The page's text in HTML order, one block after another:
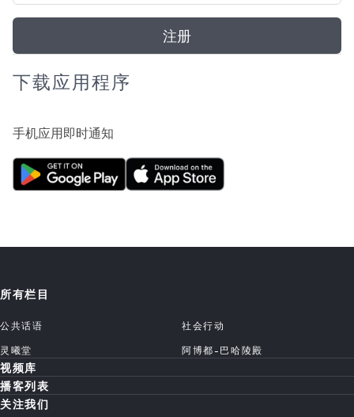
注册
下载应用程序
手机应用即时通知
所有栏目
公共话语
社会行动
灵曦堂
阿博都-巴哈陵殿
视频库
播客列表
关注我们